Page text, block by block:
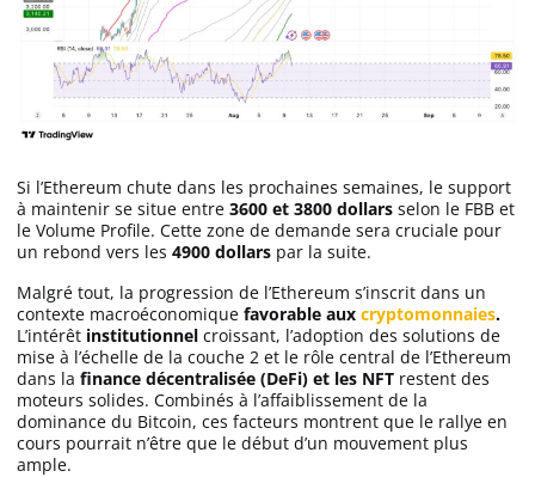
Si l’Ethereum chute dans les prochaines semaines, le support
à maintenir se situe entre 3600 et 3800 dollars selon le FBB et
le Volume Profile. Cette zone de demande sera cruciale pour
un rebond vers les 4900 dollars par la suite.
Malgré tout, la progression de l’Ethereum s’inscrit dans un
contexte macroéconomique favorable aux cryptomonnaies.
L’intérêt institutionnel croissant, l’adoption des solutions de
mise à l’échelle de la couche 2 et le rôle central de l’Ethereum
dans la finance décentralisée (DeFi) et les NFT restent des
moteurs solides. Combinés à l’affaiblissement de la
dominance du Bitcoin, ces facteurs montrent que le rallye en
cours pourrait n’être que le début d’un mouvement plus
ample.